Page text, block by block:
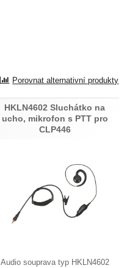
Porovnat alternativní produkty
HKLN4602 Sluchátko na
ucho, mikrofon s PTT pro
CLP446
Audio souprava typ HKLN4602